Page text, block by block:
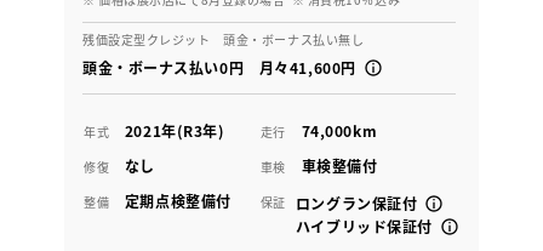
残価設定型クレジット 頭金・ボーナス払い無し
頭金・ボーナス払い0円 月々41,600円
年式 2021年(R3年) 走行 74,000km
修復 なし 車検 車検整備付
整備 定期点検整備付 保証
ロングラン保証付
ハイブリッド保証付